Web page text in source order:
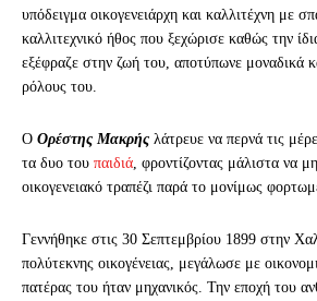
υπόδειγμα οικογενειάρχη και καλλιτέχνη με
καλλιτεχνικό ήθος που ξεχώρισε καθώς την
εξέφραζε στην ζωή του, αποτύπωνε μοναδικά
ρόλους του.
Ο Ορέστης Μακρής λάτρευε να περνά τις
τα δυο του παιδιά , φροντίζοντας μάλιστα να
οικογενειακό τραπέζι παρά το μονίμως
Γεννήθηκε στις 30 Σεπτεμβρίου 1899 στην
πολύτεκνης οικογένειας, μεγάλωσε με
πατέρας του ήταν μηχανικός. Την εποχή του